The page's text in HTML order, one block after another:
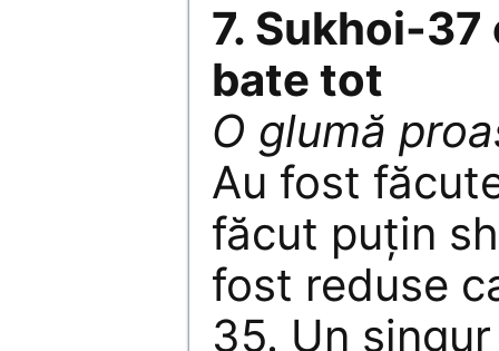
7. Sukhoi-
bate tot
O glumă
Au fost
făcut puţin
fost reduse
35. Un